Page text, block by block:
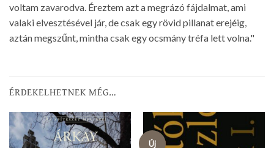
voltam zavarodva. Éreztem azt a megrázó fájdalmat, ami
valaki elvesztésével jár, de csak egy rövid pillanat erejéig,
aztán megszűnt, mintha csak egy ocsmány tréfa lett volna."
ÉRDEKELHETNEK MÉG…
Új